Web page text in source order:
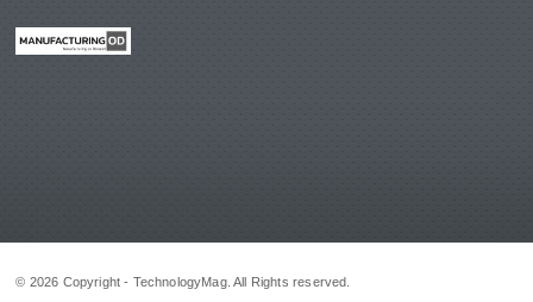
© 2026 Copyright - TechnologyMag. All Rights reserved.